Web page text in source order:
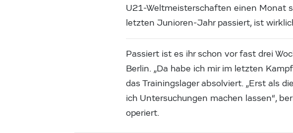
U21-Weltmeisterschaften einen Monat
letzten Junioren-Jahr passiert, ist
Passiert ist es ihr schon vor fast drei
Berlin. „Da habe ich mir im letzten
das Trainingslager absolviert. „Erst als
ich Untersuchungen machen lassen“,
operiert.